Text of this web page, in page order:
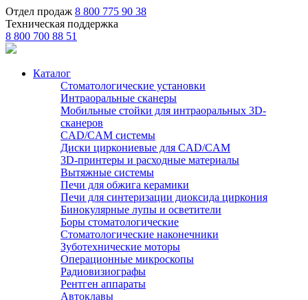
Отдел продаж 8 800 775 90 38
Техническая поддержка
8 800 700 88 51
Каталог
Стоматологические установки
Интраоральные сканеры
Мобильные стойки для интраоральных 3D-
сканеров
CAD/CAM системы
Диски циркониевые для CAD/CAM
3D-принтеры и расходные материалы
Вытяжные системы
Печи для обжига керамики
Печи для синтеризации диоксида циркония
Бинокулярные лупы и осветители
Боры стоматологические
Стоматологические наконечники
Зуботехнические моторы
Операционные микроскопы
Радиовизиографы
Рентген аппараты
Автоклавы